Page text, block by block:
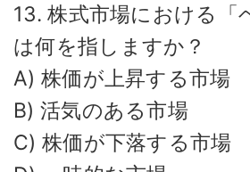
13. 株式市場における「
は何を指しますか？
A) 株価が上昇する市場
B) 活気のある市場
C) 株価が下落する市場